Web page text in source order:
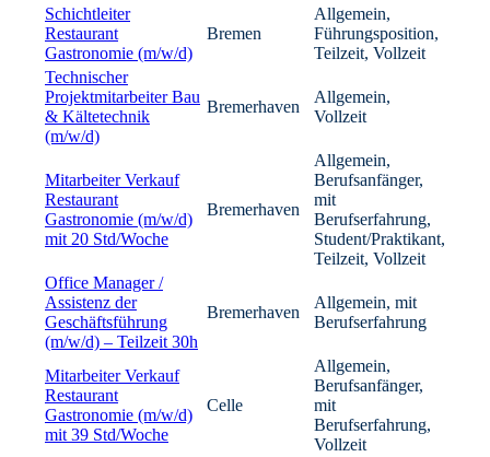
Schichtleiter
Restaurant
Gastronomie (m/w/d)
Bremen
Allgemein,
Führungsposition,
Teilzeit, Vollzeit
Technischer
Projektmitarbeiter Bau
& Kältetechnik
(m/w/d)
Bremerhaven
Allgemein,
Vollzeit
Mitarbeiter Verkauf
Restaurant
Gastronomie (m/w/d)
mit 20 Std/Woche
Bremerhaven
Allgemein,
Berufsanfänger,
mit
Berufserfahrung,
Student/Praktikant,
Teilzeit, Vollzeit
Office Manager /
Assistenz der
Geschäftsführung
(m/w/d) – Teilzeit 30h
Bremerhaven
Allgemein, mit
Berufserfahrung
Mitarbeiter Verkauf
Restaurant
Gastronomie (m/w/d)
mit 39 Std/Woche
Celle
Allgemein,
Berufsanfänger,
mit
Berufserfahrung,
Vollzeit